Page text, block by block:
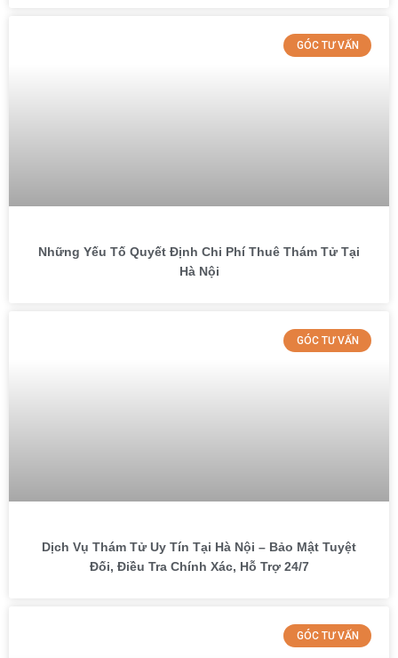
GÓC TƯ VẤN
Những Yếu Tố Quyết Định Chi Phí Thuê Thám Tử Tại
Hà Nội
GÓC TƯ VẤN
Dịch Vụ Thám Tử Uy Tín Tại Hà Nội – Bảo Mật Tuyệt
Đối, Điều Tra Chính Xác, Hỗ Trợ 24/7
GÓC TƯ VẤN